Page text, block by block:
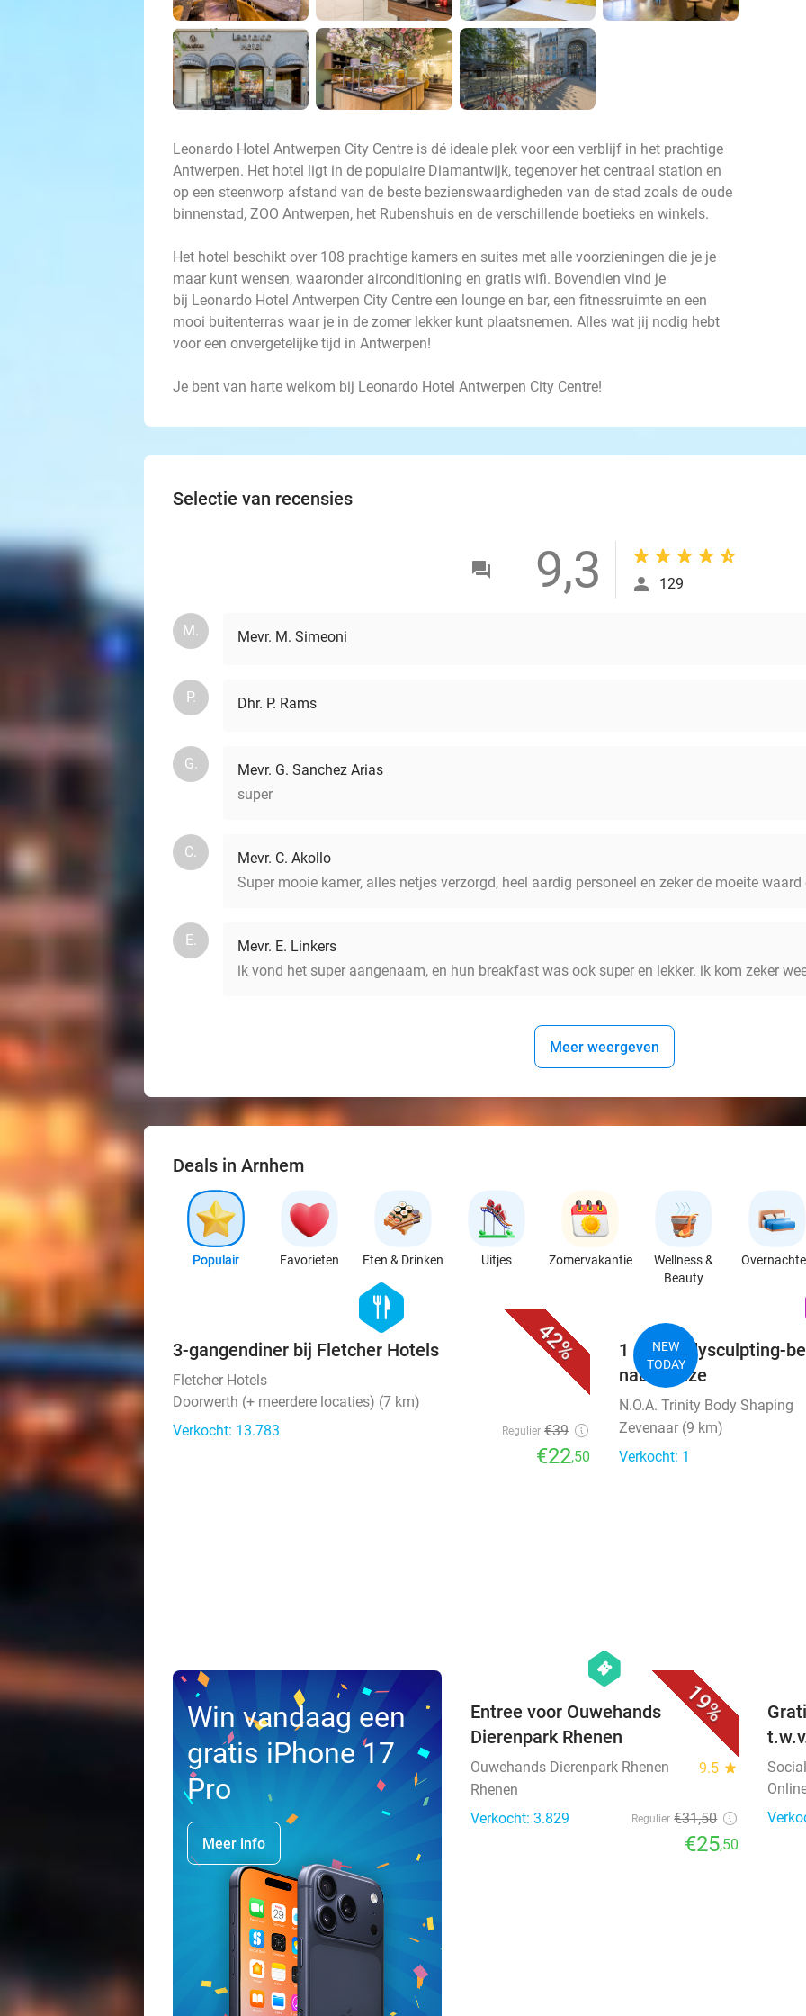
Leonardo Hotel Antwerpen City Centre is dé ideale plek voor een verblijf in het prachtige
Antwerpen. Het hotel ligt in de populaire Diamantwijk, tegenover het centraal station en
op een steenworp afstand van de beste bezienswaardigheden van de stad zoals de oude
binnenstad, ZOO Antwerpen, het Rubenshuis en de verschillende boetieks en winkels.
Het hotel beschikt over 108 prachtige kamers en suites met alle voorzieningen die je je
maar kunt wensen, waaronder airconditioning en gratis wifi. Bovendien vind je
bij Leonardo Hotel Antwerpen City Centre een lounge en bar, een fitnessruimte en een
mooi buitenterras waar je in de zomer lekker kunt plaatsnemen. Alles wat jij nodig hebt
voor een onvergetelijke tijd in Antwerpen!
Je bent van harte welkom bij Leonardo Hotel Antwerpen City Centre!
Selectie van recensies
9,3 129
M. Mevr. M. Simeoni
P. Dhr. P. Rams
G.
Mevr. G. Sanchez Arias
super
C.
Mevr. C. Akollo
Super mooie kamer, alles netjes verzorgd, heel aardig personeel en zeker de moeite
E.
Mevr. E. Linkers
ik vond het super aangenaam, en hun breakfast was ook super en lekker. ik kom zeker
Meer weergeven
Deals in Arnhem
Populair Favorieten Eten & Drinken Uitjes Zomervakantie
Wellness &
Beauty
42%
hexagon
food
3-gangendiner bij Fletcher Hotels
Fletcher Hotels
Doorwerth (+ meerdere locaties) (7 km)
Verkocht: 13.783
Regulier €39
€22,50
NEW
TODAY
1 of 3 bodysculpting-
naar keuze
N.O.A. Trinity Body Shaping
Zevenaar (9 km)
Verkocht: 1
Win vandaag een
gratis iPhone 17
Pro
Meer info
19%
hexagon
events
Entree voor Ouwehands
Dierenpark Rhenen
Ouwehands Dierenpark Rhenen 9.5 star
Rhenen
Verkocht: 3.829
Regulier €31,50
€25,50